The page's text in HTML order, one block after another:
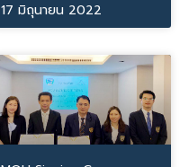
17 มิถุนายน 2022